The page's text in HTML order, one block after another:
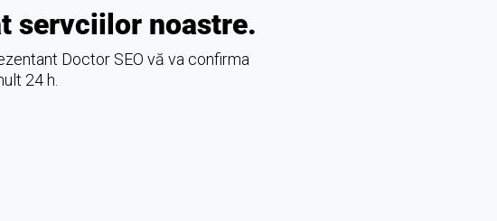
servciilor noastre.
Doctor SEO vă va confirma
24 h.